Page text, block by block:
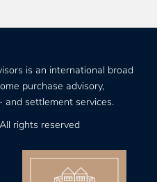
is an international broad
purchase advisory,
and settlement services.
rights reserved